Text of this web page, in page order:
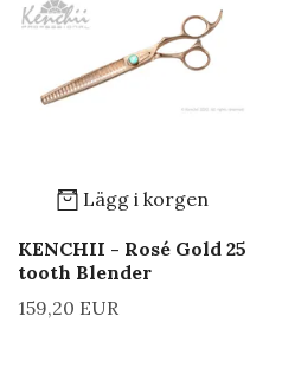
Lägg i korgen
KENCHII - Rosé Gold 25
tooth Blender
159,20 EUR